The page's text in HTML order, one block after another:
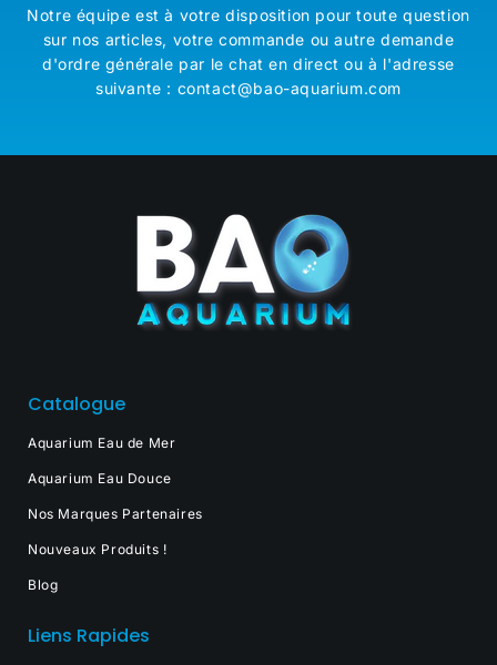
Notre équipe est à votre disposition pour toute question
sur nos articles, votre commande ou autre demande
d'ordre générale par le chat en direct ou à l'adresse
suivante : contact@bao-aquarium.com
Catalogue
Aquarium Eau de Mer
Aquarium Eau Douce
Nos Marques Partenaires
Nouveaux Produits !
Blog
Liens Rapides